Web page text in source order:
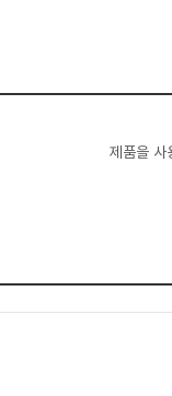
제품을 사